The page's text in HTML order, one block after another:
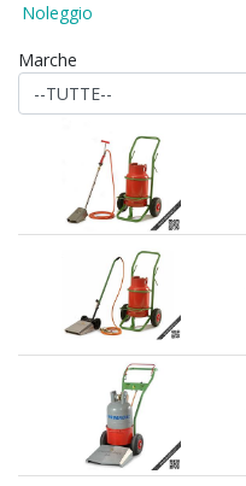
Noleggio
Marche